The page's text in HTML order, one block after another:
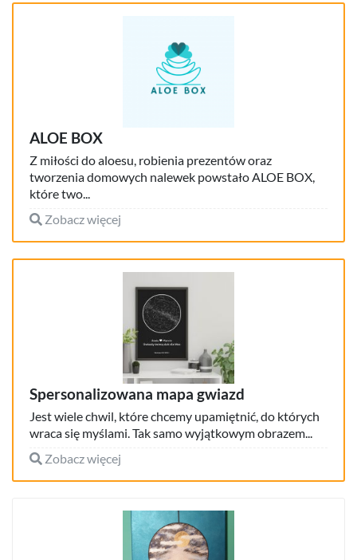
ALOE BOX
Z miłości do aloesu, robienia prezentów oraz
tworzenia domowych nalewek powstało ALOE BOX,
które two...
Zobacz więcej
Spersonalizowana mapa gwiazd
Jest wiele chwil, które chcemy upamiętnić, do których
wraca się myślami. Tak samo wyjątkowym obrazem...
Zobacz więcej